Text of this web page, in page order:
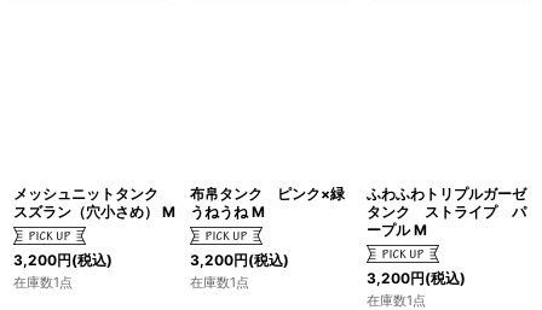
メッシュニットタンク
スズラン（穴小さめ） M
3,200円(税込)
在庫数1点
布帛タンク ピンク×緑
うねうね M
3,200円(税込)
在庫数1点
ふわふわトリプルガーゼ
タンク ストライプ パ
ープル M
3,200円(税込)
在庫数1点